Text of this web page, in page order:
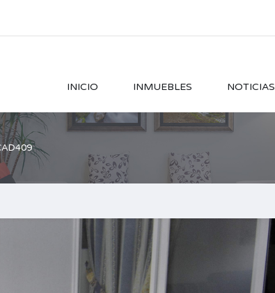
INICIO INMUEBLES NOTICIAS